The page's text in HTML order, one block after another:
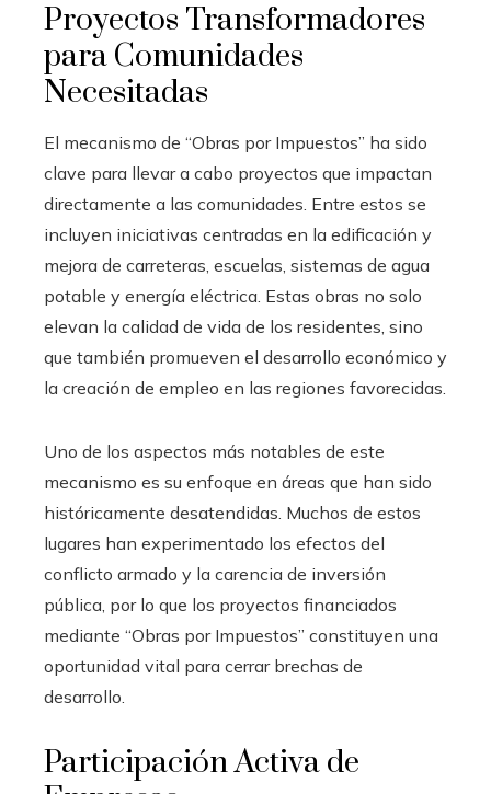
Proyectos Transformadores
para Comunidades
Necesitadas
El mecanismo de “Obras por Impuestos” ha sido
clave para llevar a cabo proyectos que impactan
directamente a las comunidades. Entre estos se
incluyen iniciativas centradas en la edificación y
mejora de carreteras, escuelas, sistemas de agua
potable y energía eléctrica. Estas obras no solo
elevan la calidad de vida de los residentes, sino
que también promueven el desarrollo económico y
la creación de empleo en las regiones favorecidas.
Uno de los aspectos más notables de este
mecanismo es su enfoque en áreas que han sido
históricamente desatendidas. Muchos de estos
lugares han experimentado los efectos del
conflicto armado y la carencia de inversión
pública, por lo que los proyectos financiados
mediante “Obras por Impuestos” constituyen una
oportunidad vital para cerrar brechas de
desarrollo.
Participación Activa de